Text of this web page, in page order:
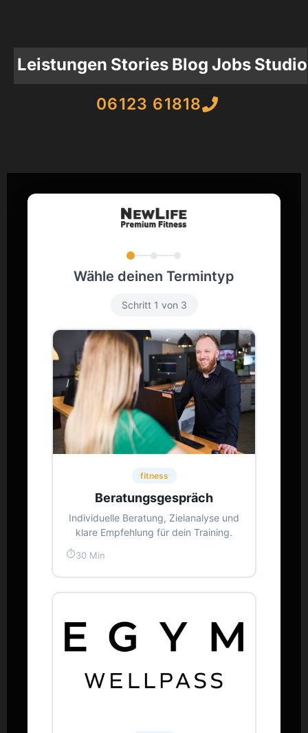
Leistungen Stories Blog Jobs Studio
06123 61818